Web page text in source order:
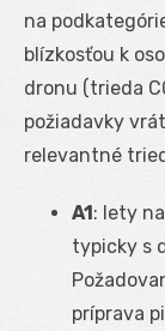
na
blízkosťou k
dronu (trieda
požiadavky
relevantné
A1: lety
typicky s
príprava